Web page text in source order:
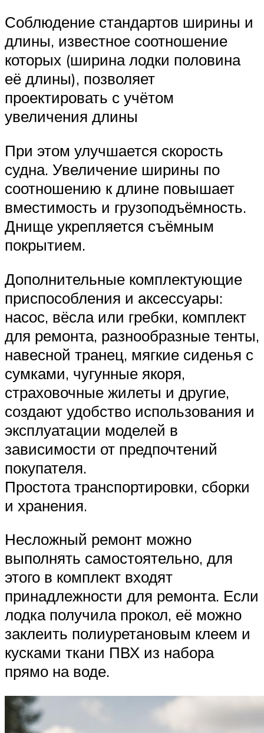
Соблюдение стандартов ширины и
длины, известное соотношение
которых (ширина лодки половина
её длины), позволяет
проектировать с учётом
увеличения длины
При этом улучшается скорость
судна. Увеличение ширины по
соотношению к длине повышает
вместимость и грузоподъёмность.
Днище укрепляется съёмным
покрытием.
Дополнительные комплектующие
приспособления и аксессуары:
насос, вёсла или гребки, комплект
для ремонта, разнообразные тенты,
навесной транец, мягкие сиденья с
сумками, чугунные якоря,
страховочные жилеты и другие,
создают удобство использования и
эксплуатации моделей в
зависимости от предпочтений
покупателя.
Простота транспортировки, сборки
и хранения.
Несложный ремонт можно
выполнять самостоятельно, для
этого в комплект входят
принадлежности для ремонта. Если
лодка получила прокол, её можно
заклеить полиуретановым клеем и
кусками ткани ПВХ из набора
прямо на воде.